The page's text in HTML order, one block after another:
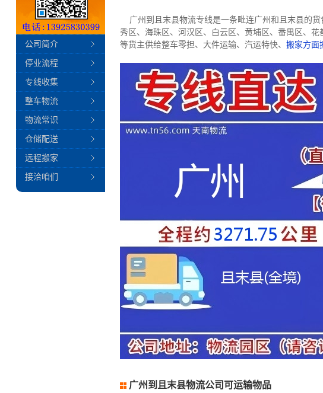
广州到且末县物流专线是一条毗连广州和且末县的
秀区、海珠区、河汉区、白云区、黄埔区、番禺区、
等货主供给整车零担、大件运输、汽运特快、 搬家方面
广州到且末县物流公司可运输物品
公司简介
停业流程
专线收集
整车物流
物流常识
仓储配送
远程搬家
接洽咱们